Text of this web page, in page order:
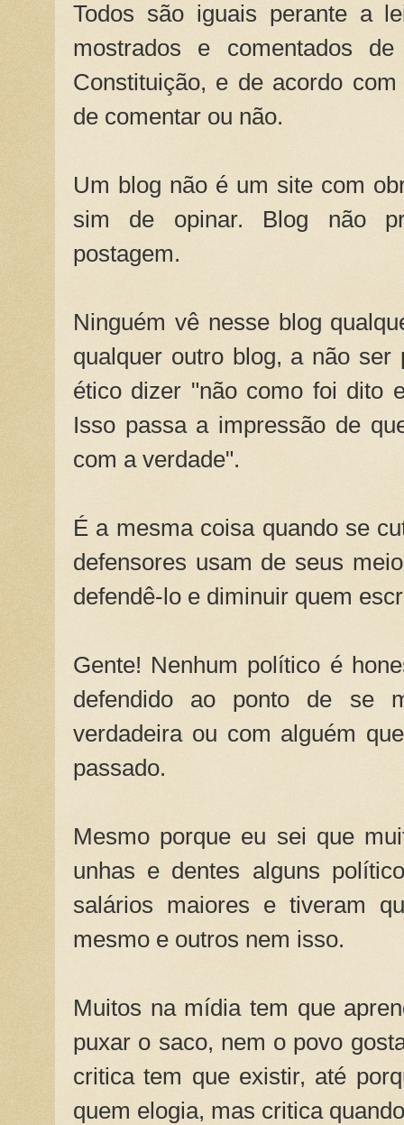
Todos são iguais perante a
mostrados e comentados
Constituição, e de acordo
de comentar ou não.
Um blog não é um site com
sim de opinar. Blog não
postagem.
Ninguém vê nesse blog
qualquer outro blog, a não ser
ético dizer "não como foi dito
Isso passa a impressão de
com a verdade".
É a mesma coisa quando se
defensores usam de seus
defendê-lo e diminuir quem
Gente! Nenhum político é
defendido ao ponto de se
verdadeira ou com alguém
passado.
Mesmo porque eu sei que
unhas e dentes alguns
salários maiores e tiveram
mesmo e outros nem isso.
Muitos na mídia tem que
puxar o saco, nem o povo
critica tem que existir, até
quem elogia, mas critica